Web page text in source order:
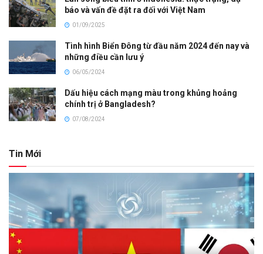
báo và vấn đề đặt ra đối với Việt Nam
01/09/2025
Tình hình Biển Đông từ đầu năm 2024 đến nay và
những điều cần lưu ý
06/05/2024
Dấu hiệu cách mạng màu trong khủng hoảng
chính trị ở Bangladesh?
07/08/2024
Tin Mới